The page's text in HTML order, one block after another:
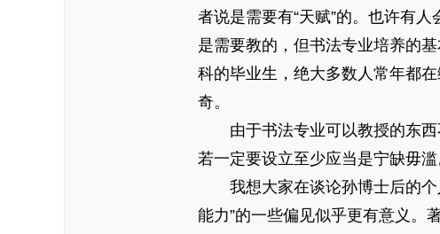
者说是需要有“天赋”的。也许有
是需要教的，但书法专业培养的
科的毕业生，绝大多数人常年都
奇。
由于书法专业可以教授的东西
若一定要设立至少应当是宁缺毋滥
我想大家在谈论孙博士后的个
能力”的一些偏见似乎更有意义。